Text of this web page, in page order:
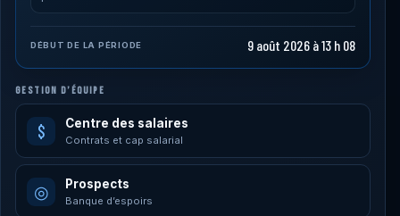
DÉBUT DE LA PÉRIODE 9 août 2026 à 13 h 08
GESTION D’ÉQUIPE
$ Centre des salaires
Contrats et cap salarial
◎ Prospects
Banque d’espoirs